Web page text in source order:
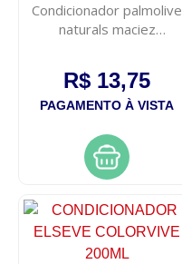
Condicionador palmolive
naturals maciez
R$ 13,75
PAGAMENTO À VISTA